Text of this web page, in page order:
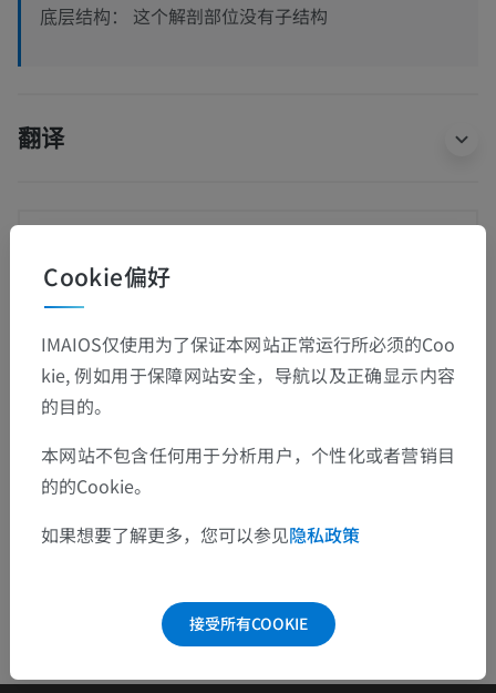
底层结构： 这个解剖部位没有子结构
翻译
欢迎提出更正、翻译或内容改进的建议。
检举错误
Cookie偏好
IMAIOS仅使用为了保证本网站正常运行所必须的Coo
kie, 例如用于保障网站安全，导航以及正确显示内容
的目的。
本网站不包含任何用于分析用户，个性化或者营销目
的的Cookie。
如果想要了解更多，您可以参见隐私政策
接受所有COOKIE